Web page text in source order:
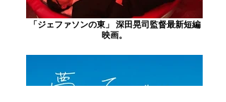
「ジェファソンの東」 深田晃司監督最新短編
映画。